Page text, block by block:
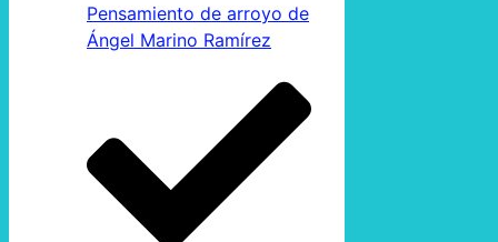
Pensamiento de arroyo de
Ángel Marino Ramírez